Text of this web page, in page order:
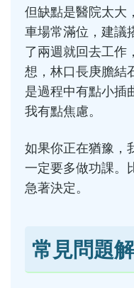
但缺點是醫院太大
車場常滿位，建議
了兩週就回去工作
想，林口長庚膽結
是過程中有點小插
我有點焦慮。
如果你正在猶豫，
一定要多做功課。
急著決定。
常見問題